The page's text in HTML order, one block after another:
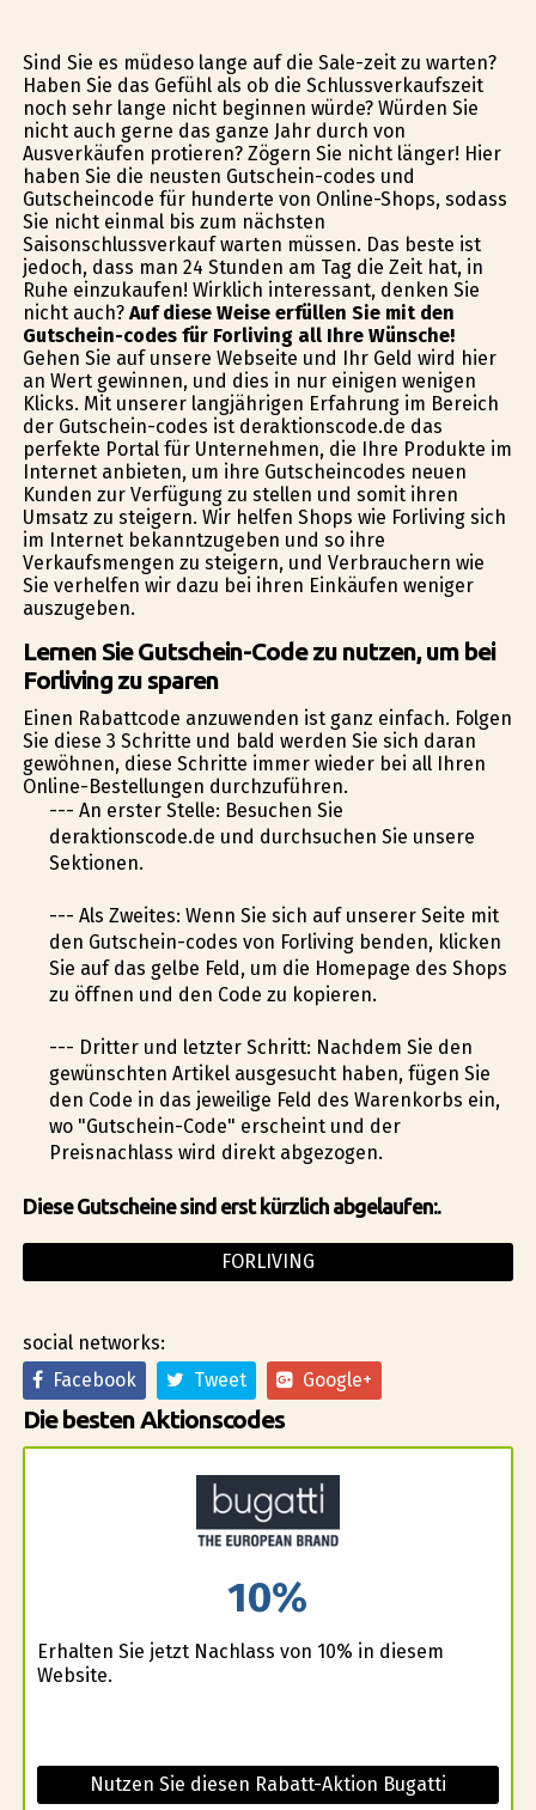
Sind Sie es müdeso lange auf die Sale-zeit zu warten?
Haben Sie das Gefühl als ob die Schlussverkaufszeit
noch sehr lange nicht beginnen würde? Würden Sie
nicht auch gerne das ganze Jahr durch von
Ausverkäufen profitieren? Zögern Sie nicht länger! Hier
haben Sie die neusten Gutschein-codes und
Gutscheincode für hunderte von Online-Shops, sodass
Sie nicht einmal bis zum nächsten
Saisonschlussverkauf warten müssen. Das beste ist
jedoch, dass man 24 Stunden am Tag die Zeit hat, in
Ruhe einzukaufen! Wirklich interessant, denken Sie
nicht auch? Auf diese Weise erfüllen Sie mit den
Gutschein-codes für Forliving all Ihre Wünsche!
Gehen Sie auf unsere Webseite und Ihr Geld wird hier
an Wert gewinnen, und dies in nur einigen wenigen
Klicks. Mit unserer langjährigen Erfahrung im Bereich
der Gutschein-codes ist deraktionscode.de das
perfekte Portal für Unternehmen, die Ihre Produkte im
Internet anbieten, um ihre Gutscheincodes neuen
Kunden zur Verfügung zu stellen und somit ihren
Umsatz zu steigern. Wir helfen Shops wie Forliving sich
im Internet bekanntzugeben und so ihre
Verkaufsmengen zu steigern, und Verbrauchern wie
Sie verhelfen wir dazu bei ihren Einkäufen weniger
auszugeben.
Lernen Sie Gutschein-Code zu nutzen, um bei
Forliving zu sparen
Einen Rabattcode anzuwenden ist ganz einfach. Folgen
Sie diese 3 Schritte und bald werden Sie sich daran
gewöhnen, diese Schritte immer wieder bei all Ihren
Online-Bestellungen durchzuführen.
--- An erster Stelle: Besuchen Sie
deraktionscode.de und durchsuchen Sie unsere
Sektionen.
--- Als Zweites: Wenn Sie sich auf unserer Seite mit
den Gutschein-codes von Forliving befinden, klicken
Sie auf das gelbe Feld, um die Homepage des Shops
zu öffnen und den Code zu kopieren.
--- Dritter und letzter Schritt: Nachdem Sie den
gewünschten Artikel ausgesucht haben, fügen Sie
den Code in das jeweilige Feld des Warenkorbs ein,
wo "Gutschein-Code" erscheint und der
Preisnachlass wird direkt abgezogen.
Diese Gutscheine sind erst kürzlich abgelaufen:.
FORLIVING
social networks:
Facebook
Tweet Google+
Die besten Aktionscodes
10%
Erhalten Sie jetzt Nachlass von 10% in diesem
Website.
Nutzen Sie diesen Rabatt-Aktion Bugatti